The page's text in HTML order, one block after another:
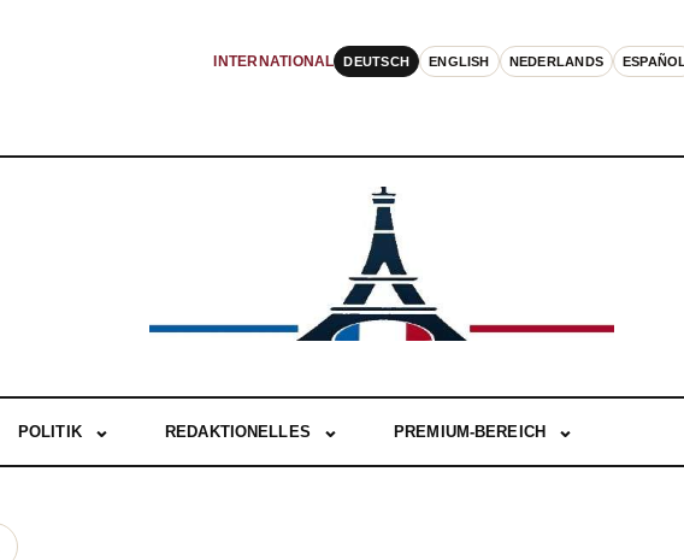
INTERNATIONAL DEUTSCH ENGLISH NEDERLANDS ESPAÑOL
POLITIK REDAKTIONELLES PREMIUM-BEREICH